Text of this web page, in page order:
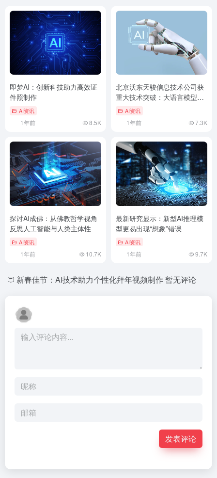
即梦AI：创新科技助力高效证
件照制作
AI资讯
1年前 8.5K
北京沃东天骏信息技术公司获
重大技术突破：大语言模型方
法及设备专利
AI资讯
1年前 7.3K
探讨AI成佛：从佛教哲学视角
反思人工智能与人类主体性
AI资讯
1年前 10.7K
最新研究显示：新型AI推理模
型更易出现“想象”错误
AI资讯
1年前 9.7K
新春佳节：AI技术助力个性化拜年视频制作暂无评论
发表评论